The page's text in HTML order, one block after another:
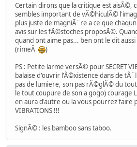
Certain dirons que la critique est aisÃ©,
sembles important de vÃ©hiculÃ©
plus juste de magniÃ¨re a ce que
avis sur les fÃ©stoches proposÃ©.
quand ont aime pas... ben ont le dit aussi
(rimeÂ
)
PS : Petite larme versÃ© pour SECRET
balaise d'ouvrir l'Ã©xistence dans de
pas de lumiere, son pas rÃ©glÃ© du
le tout coupure de son a gogo) courage
en aura d'autre ou la vous pourrez faire
VIBRATIONS !!!
SignÃ© : les bamboo sans taboo.